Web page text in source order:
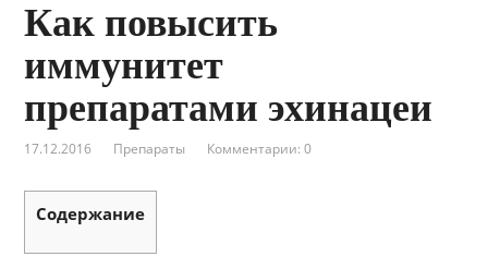
Как повысить
иммунитет
препаратами эхинацеи
17.12.2016 Препараты Комментарии: 0
Содержание